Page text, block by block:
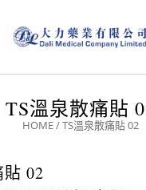
TS溫泉散痛貼
HOME/TS溫泉散痛貼 02
02